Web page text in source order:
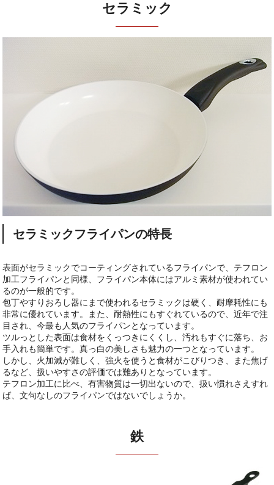
セラミック
セラミックフライパンの特長
表面がセラミックでコーティングされているフライパンで、テフロン
加工フライパンと同様、フライパン本体にはアルミ素材が使われてい
るのが一般的です。
包丁やすりおろし器にまで使われるセラミックは硬く、耐摩耗性にも
非常に優れています。また、耐熱性にもすぐれているので、近年で注
目され、今最も人気のフライパンとなっています。
ツルっとした表面は食材をくっつきにくくし、汚れもすぐに落ち、お
手入れも簡単です。真っ白の美しさも魅力の一つとなっています。
しかし、火加減が難しく、強火を使うと食材がこびりつき、また焦げ
るなど、扱いやすさの評価では難ありとなっています。
テフロン加工に比べ、有害物質は一切出ないので、扱い慣れさえすれ
ば、文句なしのフライパンではないでしょうか。
鉄